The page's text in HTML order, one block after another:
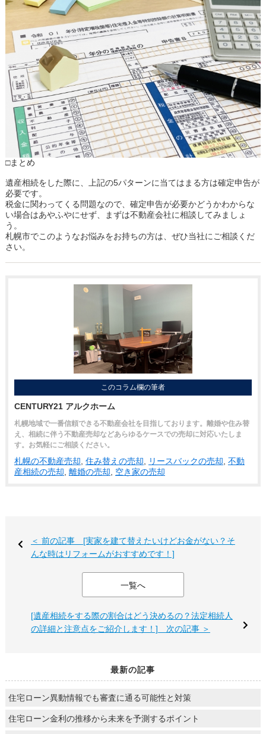
□まとめ
遺産相続をした際に、上記の5パターンに当てはまる方は確定申告が
必要です。
税金に関わってくる問題なので、確定申告が必要かどうかわからな
い場合はあやふやにせず、まずは不動産会社に相談してみましょ
う。
札幌市でこのようなお悩みをお持ちの方は、ぜひ当社にご相談くだ
さい。
このコラム欄の筆者
CENTURY21 アルクホーム
札幌地域で一番信頼できる不動産会社を目指しております。離婚や住み替
え、相続に伴う不動産売却などあらゆるケースでの売却に対応いたしま
す。お気軽にご相談ください。
札幌の不動産売却 住み替えの売却 リースバックの売却 不動
産相続の売却 離婚の売却 空き家の売却
＜ 前の記事 [実家を建て替えたいけどお金がない？そ
んな時はリフォームがおすすめです！]
一覧へ
[遺産相続をする際の割合はどう決めるの？法定相続人
の詳細と注意点をご紹介します！] 次の記事 ＞
最新の記事
住宅ローン異動情報でも審査に通る可能性と対策
住宅ローン金利の推移から未来を予測するポイント